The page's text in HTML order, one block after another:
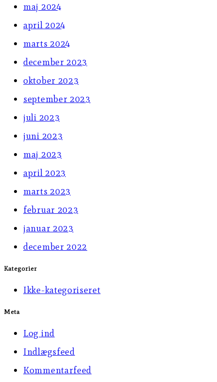
maj 2024
april 2024
marts 2024
december 2023
oktober 2023
september 2023
juli 2023
juni 2023
maj 2023
april 2023
marts 2023
februar 2023
januar 2023
december 2022
Kategorier
Ikke-kategoriseret
Meta
Log ind
Indlægsfeed
Kommentarfeed